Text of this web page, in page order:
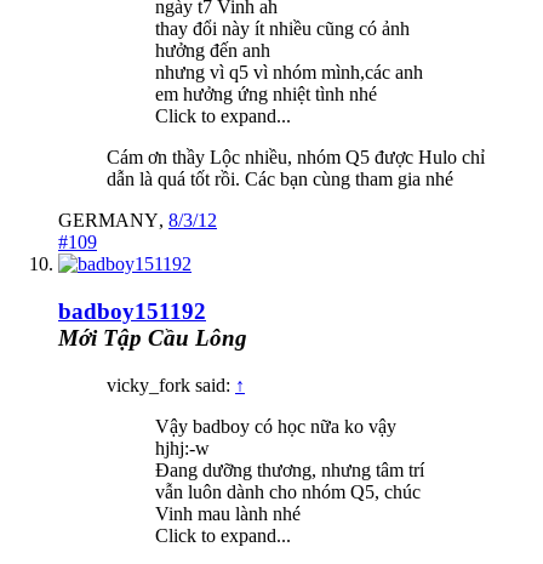
ngày t7 Vinh ah
thay đổi này ít nhiều cũng có ảnh
hưởng đến anh
nhưng vì q5 vì nhóm mình,các anh
em hưởng ứng nhiệt tình nhé
Click to expand...
Cám ơn thầy Lộc nhiều, nhóm Q5 được Hulo chỉ
dẫn là quá tốt rồi. Các bạn cùng tham gia nhé
GERMANY, 8/3/12
#109
badboy151192
Mới Tập Cầu Lông
vicky_fork said: ↑
Vậy badboy có học nữa ko vậy
hjhj:-w
Đang dưỡng thương, nhưng tâm trí
vẫn luôn dành cho nhóm Q5, chúc
Vinh mau lành nhé
Click to expand...